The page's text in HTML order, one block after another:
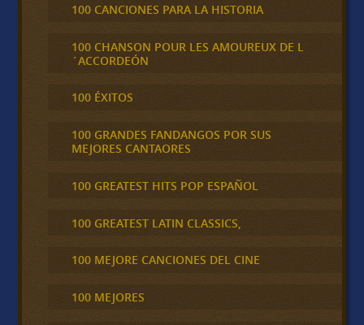
100 CANCIONES PARA LA HISTORIA
100 CHANSON POUR LES AMOUREUX DE L
´ACCORDEÓN
100 ÉXITOS
100 GRANDES FANDANGOS POR SUS
MEJORES CANTAORES
100 GREATEST HITS POP ESPAÑOL
100 GREATEST LATIN CLASSICS,
100 MEJORE CANCIONES DEL CINE
100 MEJORES